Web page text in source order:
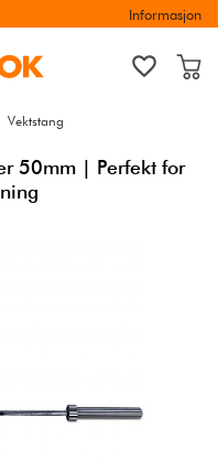
Informasjon
Vektstang
50mm | Perfekt for